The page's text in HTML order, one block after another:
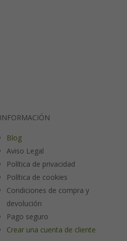
INFORMACIÓN
Blog
Aviso Legal
Política de privacidad
Política de cookies
Condiciones de compra y
devolución
Pago seguro
Crear una cuenta de cliente